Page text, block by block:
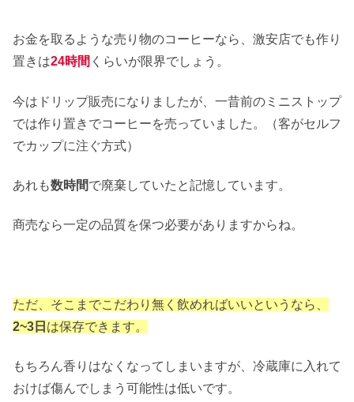
お金を取るような売り物のコーヒーなら、激安店でも作り
置きは24時間 くらいが限界でしょう。
今はドリップ販売になりましたが、一昔前のミニストップ
では作り置きでコーヒーを売っていました。（客がセルフ
でカップに注ぐ方式）
あれも数時間で廃棄していたと記憶しています。
商売なら一定の品質を保つ必要がありますからね。
ただ、そこまでこだわり無く飲めればいいというなら、
2~3日 は保存できます。
もちろん香りはなくなってしまいますが、冷蔵庫に入れて
おけば傷んでしまう可能性は低いです。